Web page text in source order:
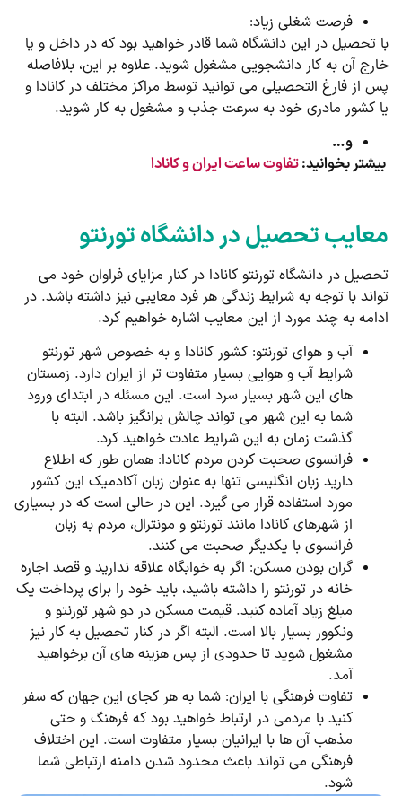
فرصت شغلی زیاد:
با تحصیل در این دانشگاه شما قادر خواهید بود که در داخل و یا
خارج آن به کار دانشجویی مشغول شوید. علاوه بر این، بلافاصله
پس از فارغ التحصیلی می توانید توسط مراکز مختلف در کانادا و
یا کشور مادری خود به سرعت جذب و مشغول به کار شوید.
و…
بیشتر بخوانید:تفاوت ساعت ایران و کانادا
معایب تحصیل در دانشگاه تورنتو
تحصیل در دانشگاه تورنتو کانادا در کنار مزایای فراوان خود می
تواند با توجه به شرایط زندگی هر فرد معایبی نیز داشته باشد. در
ادامه به چند مورد از این معایب اشاره خواهیم کرد.
آب و هوای تورنتو: کشور کانادا و به خصوص شهر تورنتو
شرایط آب و هوایی بسیار متفاوت تر از ایران دارد. زمستان
های این شهر بسیار سرد است. این مسئله در ابتدای ورود
شما به این شهر می تواند چالش برانگیز باشد. البته با
گذشت زمان به این شرایط عادت خواهید کرد.
فرانسوی صحبت کردن مردم کانادا: همان طور که اطلاع
دارید زبان انگلیسی تنها به عنوان زبان آکادمیک این کشور
مورد استفاده قرار می گیرد. این در حالی است که در بسیاری
از شهرهای کانادا مانند تورنتو و مونترال، مردم به زبان
فرانسوی با یکدیگر صحبت می کنند.
گران بودن مسکن: اگر به خوابگاه علاقه ندارید و قصد اجاره
خانه در تورنتو را داشته باشید، باید خود را برای پرداخت یک
مبلغ زیاد آماده کنید. قیمت مسکن در دو شهر تورنتو و
ونکوور بسیار بالا است. البته اگر در کنار تحصیل به کار نیز
مشغول شوید تا حدودی از پس هزینه های آن برخواهید
آمد.
تفاوت فرهنگی با ایران: شما به هر کجای این جهان که سفر
کنید با مردمی در ارتباط خواهید بود که فرهنگ و حتی
مذهب آن ها با ایرانیان بسیار متفاوت است. این اختلاف
فرهنگی می تواند باعث محدود شدن دامنه ارتباطی شما
شود.